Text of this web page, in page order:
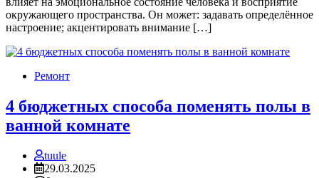
окружающего пространства. Он может: задавать определённое
настроение; акцентировать внимание […]
Ремонт
4 бюджетных способа поменять полы в
ванной комнате
tuule
29.03.2025